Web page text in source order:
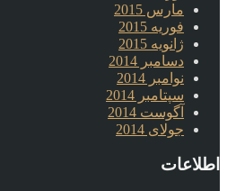
مارس 2015
فوریه 2015
ژانویه 2015
دسامبر 2014
نوامبر 2014
سپتامبر 2014
آگوست 2014
جولای 2014
اطلاعات